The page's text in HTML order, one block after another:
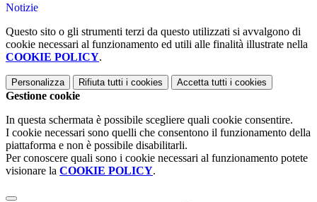
Notizie
Questo sito o gli strumenti terzi da questo utilizzati si avvalgono di
cookie necessari al funzionamento ed utili alle finalità illustrate nella
COOKIE POLICY.
Personalizza Rifiuta tutti i cookies Accetta tutti i cookies
Gestione cookie
In questa schermata è possibile scegliere quali cookie consentire.
I cookie necessari sono quelli che consentono il funzionamento della
piattaforma e non è possibile disabilitarli.
Per conoscere quali sono i cookie necessari al funzionamento potete
visionare la COOKIE POLICY.